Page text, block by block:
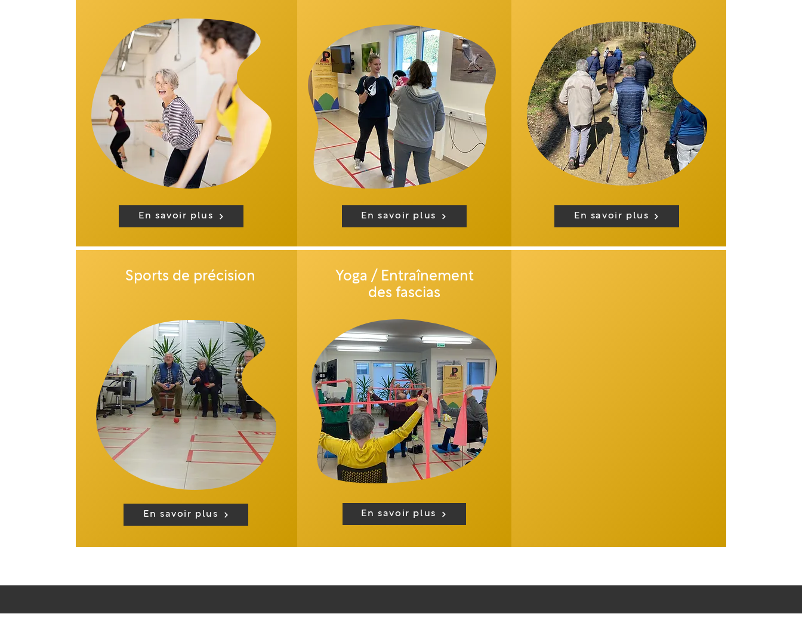
En savoir plus En savoir plus En savoir plus
Sports de précision
En savoir plus
Yoga / Entraînement
des fascias
En savoir plus